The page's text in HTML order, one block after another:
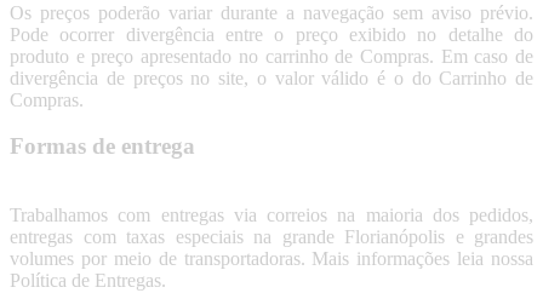
Os preços poderão variar durante a navegação sem aviso prévio.
Pode ocorrer divergência entre o preço exibido no detalhe do
produto e preço apresentado no carrinho de Compras. Em caso de
divergência de preços no site, o valor válido é o do Carrinho de
Compras.
Formas de entrega
Trabalhamos com entregas via correios na maioria dos pedidos,
entregas com taxas especiais na grande Florianópolis e grandes
volumes por meio de transportadoras. Mais informações leia nossa
Política de Entregas.